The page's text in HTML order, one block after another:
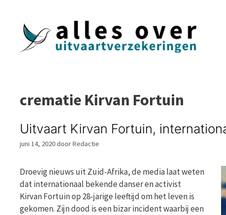
crematie Kirvan Fortuin
Uitvaart Kirvan Fortuin,
juni 14, 2020doorRedactie
Droevig nieuws uit Zuid-Afrika, de media laat weten
dat internationaal bekende danser en activist
Kirvan Fortuin op 28-jarige leeftijd om het leven is
gekomen. Zijn dood is een bizar incident waarbij een